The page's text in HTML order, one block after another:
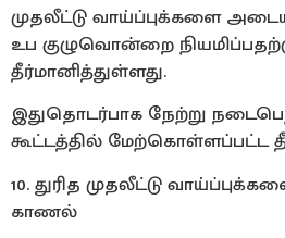
முதலீட்டு வாய்ப்புக்களை
உப குழுவொன்றை
தீர்மானித்துள்ளது.
இதுதொடர்பாக நேற்று
கூட்டத்தில் மேற்கொள்ளப்பட்ட
10. துரித முதலீட்டு
காணல்